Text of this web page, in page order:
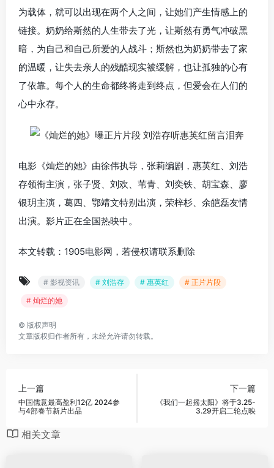
为载体，就可以出现在两个人之间，让她们产生情感上的
链接。奶奶给斯然的人生带去了光，让斯然有勇气冲破黑
暗，为自己和自己所爱的人战斗；斯然也为奶奶带去了家
的温暖，让失去亲人的残酷现实被缓解，也让孤独的心有
了依靠。每个人的生命都终将走到终点，但爱会在人们的
心中永存。
电影《灿烂的她》由徐伟执导，张莉编剧，惠英红、刘浩
存领衔主演，张子贤、刘欢、苇青、刘奕铁、胡宝森、廖
银玥主演，葛四、鄂靖文特别出演，荣梓杉、余皑磊友情
出演。影片正在全国热映中。
本文转载：1905电影网，若侵权请联系删除
# 影视资讯 # 刘浩存 # 惠英红
# 正片片段
# 灿烂的她
© 版权声明
文章版权归作者所有，未经允许请勿转载。
上一篇
中国儒意最高盈利12亿 2024参
与4部春节新片出品
下一篇
《我们一起摇太阳》将于3.25-
3.29开启二轮点映
相关文章